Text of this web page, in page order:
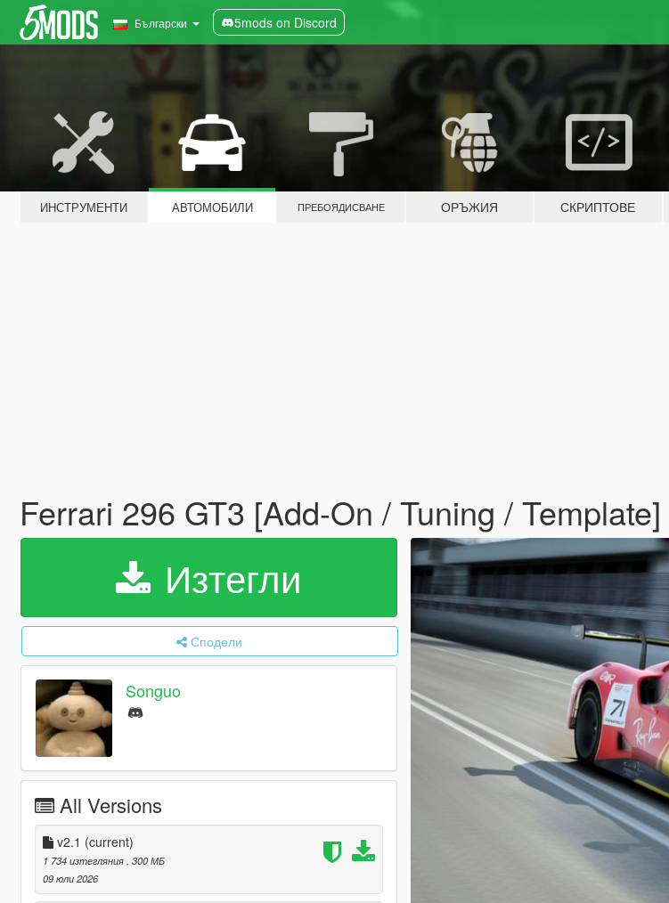
Български 5mods on Discord
ИНСТРУМЕНТИ АВТОМОБИЛИ ПРЕБОЯДИСВАНЕ ОРЪЖИЯ СКРИПТОВЕ
Ferrari 296 GT3 [Add-On / Tuning / Template]
Изтегли
Сподели
Songuo
All Versions
v2.1 (current)
1 734 изтегляния , 300 МБ
09 юли 2026